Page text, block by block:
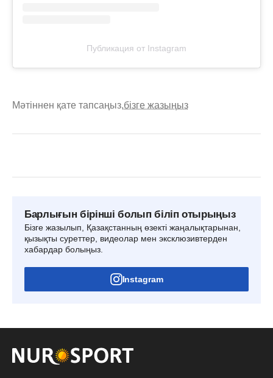
Публикация от Instagram
Мәтіннен қате тапсаңыз,бізге жазыңыз
Барлығын бірінші болып біліп отырыңыз
Бізге жазылып, Қазақстанның өзекті жаңалықтарынан,
қызықты суреттер, видеолар мен эксклюзивтерден
хабардар болыңыз.
Instagram